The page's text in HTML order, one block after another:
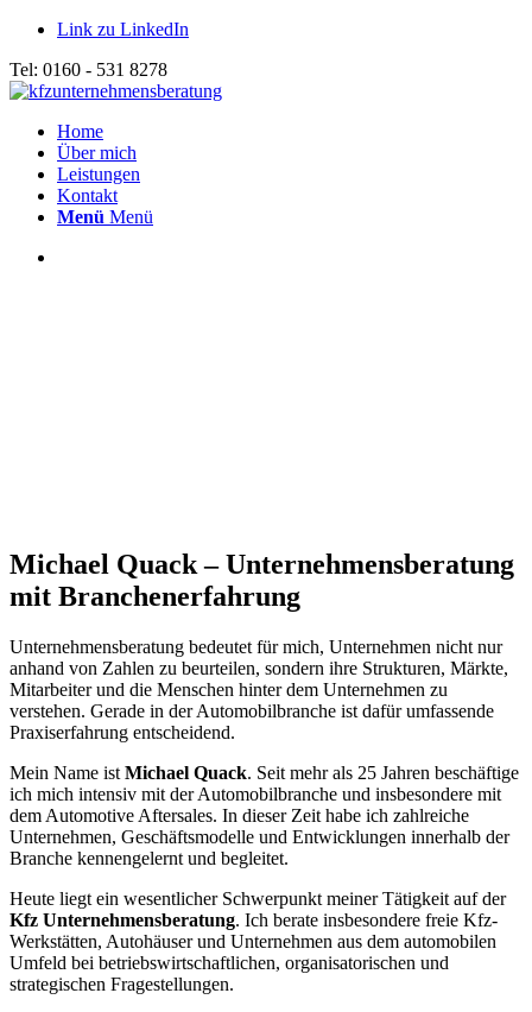
Link zu LinkedIn
Tel: 0160 - 531 8278
Home
Über mich
Leistungen
Kontakt
Menü Menü
Michael Quack – Unternehmensberatung
mit Branchenerfahrung
Unternehmensberatung bedeutet für mich, Unternehmen nicht nur
anhand von Zahlen zu beurteilen, sondern ihre Strukturen, Märkte,
Mitarbeiter und die Menschen hinter dem Unternehmen zu
verstehen. Gerade in der Automobilbranche ist dafür umfassende
Praxiserfahrung entscheidend.
Mein Name ist Michael Quack. Seit mehr als 25 Jahren beschäftige
ich mich intensiv mit der Automobilbranche und insbesondere mit
dem Automotive Aftersales. In dieser Zeit habe ich zahlreiche
Unternehmen, Geschäftsmodelle und Entwicklungen innerhalb der
Branche kennengelernt und begleitet.
Heute liegt ein wesentlicher Schwerpunkt meiner Tätigkeit auf der
Kfz Unternehmensberatung. Ich berate insbesondere freie Kfz-
Werkstätten, Autohäuser und Unternehmen aus dem automobilen
Umfeld bei betriebswirtschaftlichen, organisatorischen und
strategischen Fragestellungen.